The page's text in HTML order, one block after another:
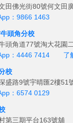
田佛光街80號何文田
：9866 1463
頭角分校
頭角道77號淘大花園
：4446 7414
了
校
盛路9號宇晴匯2樓51
：6574 0129
第三期平台163號舖